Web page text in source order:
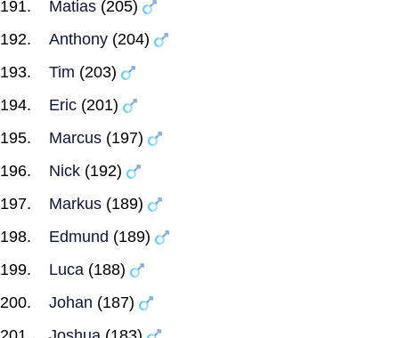
Matias (205)
Anthony (204)
Tim (203)
Eric (201)
Marcus (197)
Nick (192)
Markus (189)
Edmund (189)
Luca (188)
Johan (187)